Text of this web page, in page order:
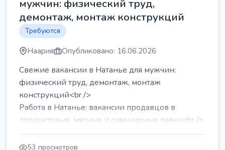
мужчин: физический труд,
демонтаж, монтаж конструкций
Требуются
Наария Опубликовано: 16.06.2026
Свежие вакансии в Натанье для мужчин:
физический труд, демонтаж, монтаж
конструкций<br />
Работа в Натанье: вакансии продавцов в
продуктовые, мясные и сувенирные лавки<br />
Разнорабочий на сборку м...
53 просмотров